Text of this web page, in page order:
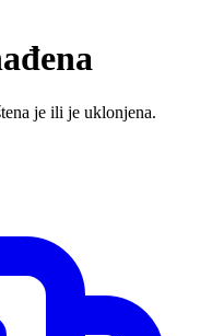
je ili je uklonjena.